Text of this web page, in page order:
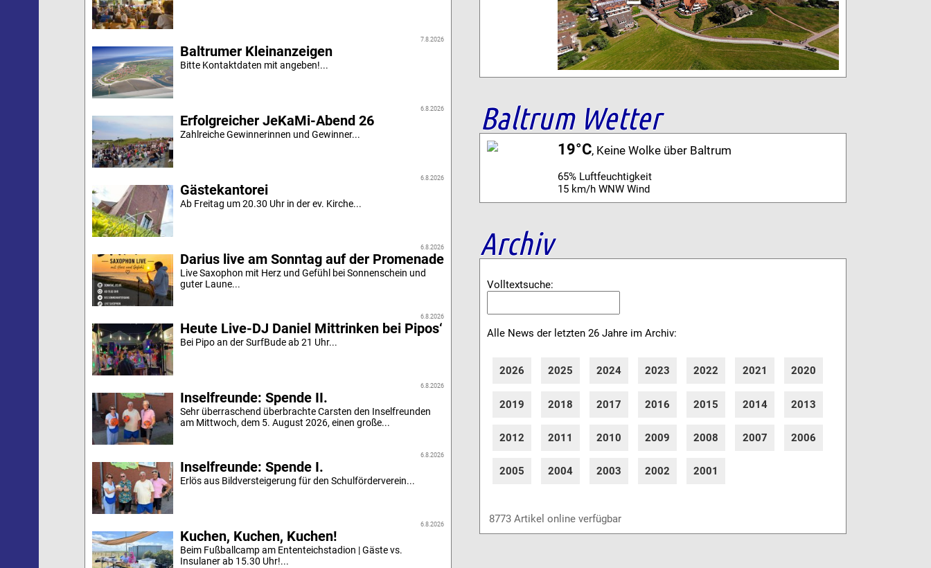
7.8.2026
Baltrumer Kleinanzeigen
Bitte Kontaktdaten mit angeben!...
6.8.2026
Erfolgreicher JeKaMi-Abend 26
Zahlreiche Gewinnerinnen und Gewinner...
6.8.2026
Gästekantorei
Ab Freitag um 20.30 Uhr in der ev. Kirche...
6.8.2026
Darius live am Sonntag auf der Promenade
Live Saxophon mit Herz und Gefühl bei Sonnenschein und
guter Laune...
6.8.2026
Heute Live-DJ Daniel Mittrinken bei Pipos‘
Bei Pipo an der SurfBude ab 21 Uhr...
6.8.2026
Inselfreunde: Spende II.
Sehr überraschend überbrachte Carsten den Inselfreunden
am Mittwoch, dem 5. August 2026, einen große...
6.8.2026
Inselfreunde: Spende I.
Erlös aus Bildversteigerung für den Schulförderverein...
6.8.2026
Kuchen, Kuchen, Kuchen!
Beim Fußballcamp am Ententeichstadion | Gäste vs.
Insulaner ab 15.30 Uhr!...
Baltrum Wetter
19°C, Keine Wolke über Baltrum
65% Luftfeuchtigkeit
15 km/h WNW Wind
Archiv
Volltextsuche:
Alle News der letzten 26 Jahre im Archiv:
2026 2025 2024 2023 2022 2021 2020
2019 2018 2017 2016 2015 2014 2013
2012 2011 2010 2009 2008 2007 2006
2005 2004 2003 2002 2001
8773 Artikel online verfügbar